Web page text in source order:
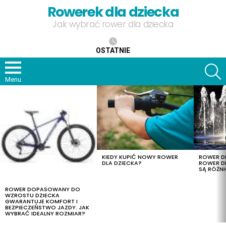
Rowerek dla dziecka
Jak wybrać rower dla dziecka
OSTATNIE
Menu
ROWER DOPASOWANY DO
WZROSTU DZIECKA
GWARANTUJE KOMFORT I
BEZPIECZEŃSTWO JAZDY. JAK
WYBRAĆ IDEALNY ROZMIAR?
KIEDY KUPIĆ NOWY ROWER
DLA DZIECKA?
ROWER
ROWER
SĄ